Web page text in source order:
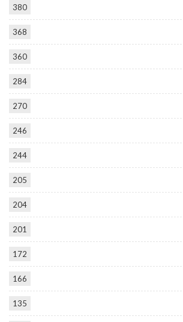
380
368
360
284
270
246
244
205
204
201
172
166
135